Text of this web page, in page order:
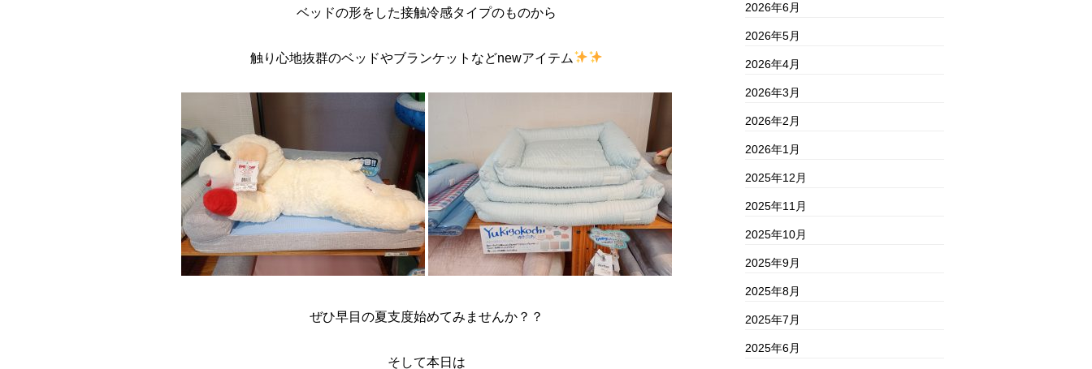
ベッドの形をした接触冷感タイプのものから
触り心地抜群のベッドやブランケットなどnewアイテム
ぜひ早目の夏支度始めてみませんか？？
そして本日は
2026年6月
2026年5月
2026年4月
2026年3月
2026年2月
2026年1月
2025年12月
2025年11月
2025年10月
2025年9月
2025年8月
2025年7月
2025年6月